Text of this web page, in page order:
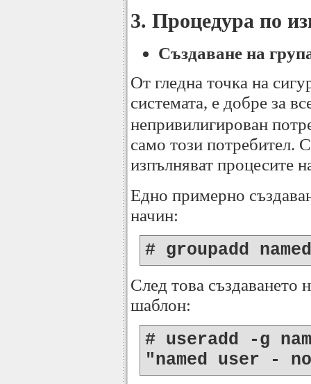
3. Процедура по
Създаване на
От гледна точка на
системата, е добре за
непривилигирован
само този потребител.
изпълняват процесите
Едно примерно
начин:
# groupadd
След това създаването
шаблон:
# useradd -g
"named user -